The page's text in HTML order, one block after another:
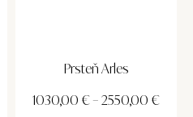
Prsteň Arles
1030,00 € – 2550,00 €